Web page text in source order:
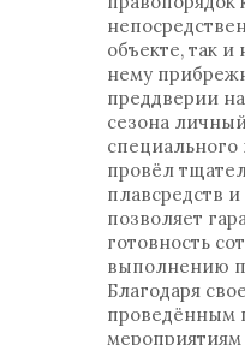
объекте, так
нему
преддверии
сезона
специального
провёл
плавсредств
позволяет
готовность
выполнению
Благодаря
проведённым